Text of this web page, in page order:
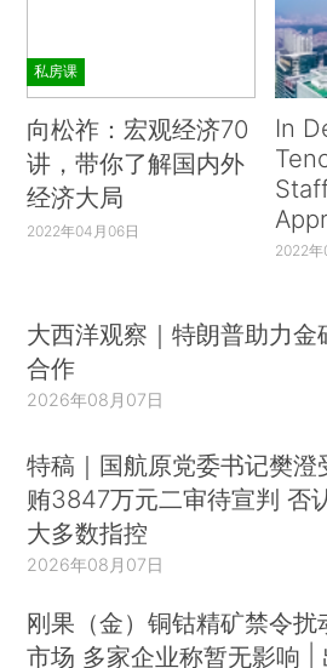
私房课
向松祚：宏观经济70
讲，带你了解国内外
经济大局
2022年04月06日
In
2022年
大西洋观察｜特朗普助力金
合作
2026年08月07日
特稿｜国航原党委书记樊澄
贿3847万元二审待宣判 否
大多数指控
2026年08月07日
刚果（金）铜钴精矿禁令扰
市场 多家企业称暂无影响 |